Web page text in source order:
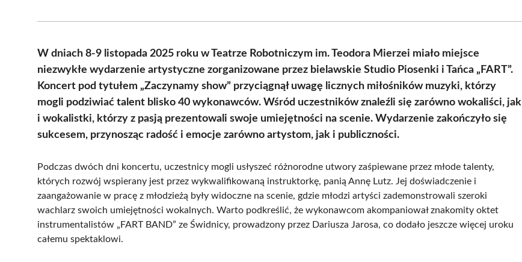
(Twitter)
W dniach 8-9 listopada 2025 roku w Teatrze Robotniczym im. Teodora Mierzei miało miejsce
niezwykłe wydarzenie artystyczne zorganizowane przez bielawskie Studio Piosenki i Tańca „FART”.
Koncert pod tytułem „Zaczynamy show” przyciągnął uwagę licznych miłośników muzyki, którzy
mogli podziwiać talent blisko 40 wykonawców. Wśród uczestników znaleźli się zarówno wokaliści, jak
i wokalistki, którzy z pasją prezentowali swoje umiejętności na scenie. Wydarzenie zakończyło się
sukcesem, przynosząc radość i emocje zarówno artystom, jak i publiczności.
Podczas dwóch dni koncertu, uczestnicy mogli usłyszeć różnorodne utwory zaśpiewane przez młode talenty,
których rozwój wspierany jest przez wykwalifikowaną instruktorkę, panią Annę Lutz. Jej doświadczenie i
zaangażowanie w pracę z młodzieżą były widoczne na scenie, gdzie młodzi artyści zademonstrowali szeroki
wachlarz swoich umiejętności wokalnych. Warto podkreślić, że wykonawcom akompaniował znakomity oktet
instrumentalistów „FART BAND” ze Świdnicy, prowadzony przez Dariusza Jarosa, co dodało jeszcze więcej uroku
całemu spektaklowi.